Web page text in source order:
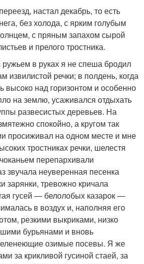
настал декабрь, то есть
без холода, с ярким голубым
с пряным запахом сырой
и прелого тростника.
ружьем в руках я не спеша бродил
извилистой речки; в полдень, когда
высоко над горизонтом и особенно
на землю, усаживался отдыхать
развесистых деревьев. На
спокойно, а кругом так
просиживал на одном месте и мне
тростниках речки, шелестя
перепархивали
звучала неуверенная песенка
зарянки, тревожно кричала
гусей — белолобых казарок —
в воздух и, наполняя его
резкими выкриками, низко
бурьянами и вновь
озимые посевы. Я же
за крикливой гусиной стаей, за